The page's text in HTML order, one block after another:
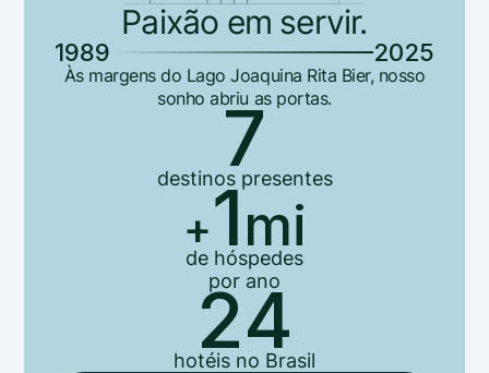
Paixão em servir.
1989 2025
Às margens do Lago Joaquina Rita Bier, nosso
sonho abriu as portas.
7
destinos presentes
+1mi
de hóspedes
por ano
24
hotéis no Brasil